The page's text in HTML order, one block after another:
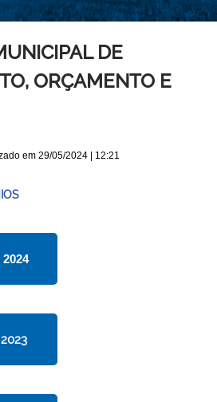
DE
ORÇAMENTO E
em 29/05/2024 | 12:21